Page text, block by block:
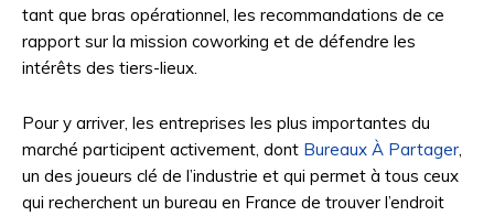
tant que bras opérationnel, les recommandations de ce
rapport sur la mission coworking et de défendre les
intérêts des tiers-lieux.
Pour y arriver, les entreprises les plus importantes du
marché participent activement, dont Bureaux À Partager
un des joueurs clé de l’industrie et qui permet à tous ceux
qui recherchent un bureau en France de trouver l’endroit